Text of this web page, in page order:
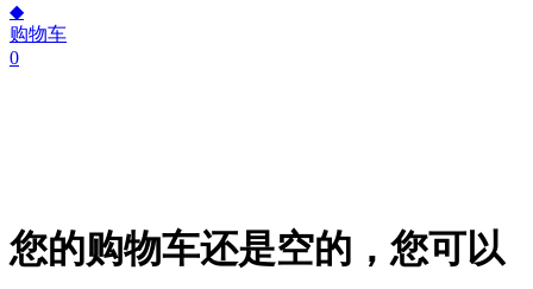
◆
购物车
0
您的购物车还是空的，您可以